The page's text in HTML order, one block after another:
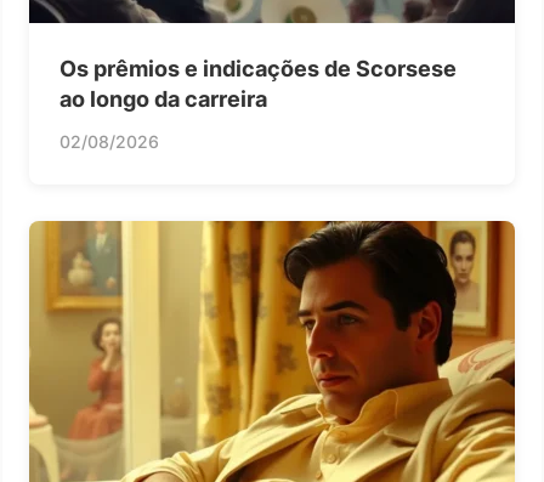
Os prêmios e indicações de Scorsese
ao longo da carreira
02/08/2026